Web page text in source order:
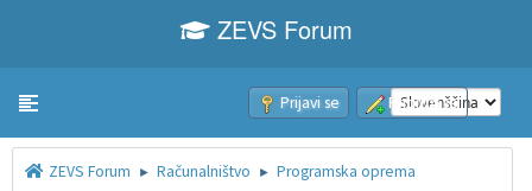
ZEVS Forum
Toggle navigation Prijavi se Pridruži se
ZEVS Forum ► Računalništvo ► Programska oprema